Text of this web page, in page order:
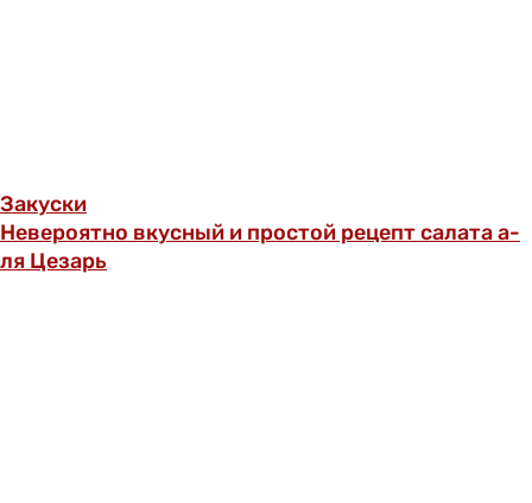
Закуски
Невероятно вкусный и простой рецепт салата а-
ля Цезарь